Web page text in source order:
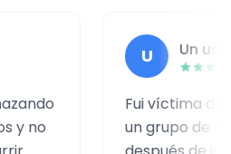
Un usuario
Fui víctima de
un grupo de